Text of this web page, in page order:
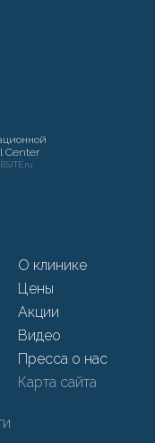
Center
О клинике
Цены
Акции
Видео
Пресса о нас
Карта сайта